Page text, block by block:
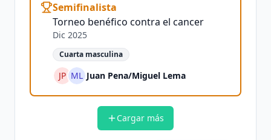
Semifinalista
Torneo benéfico contra el cancer
Dic 2025
Cuarta masculina
JP ML Juan Pena/Miguel Lema
Cargar más